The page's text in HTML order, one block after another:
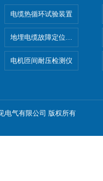
电缆热循环试验装置
地埋电缆故障定位仪 地下电
电机匝间耐压检测仪
电气有限公司 版权所有